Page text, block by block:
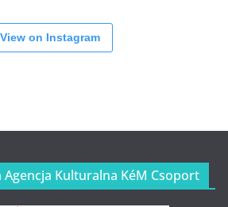
View on Instagram
Agencja Kulturalna KéM Csoport